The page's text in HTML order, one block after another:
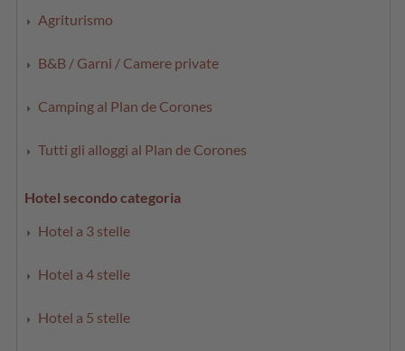
Agriturismo
B&B / Garni / Camere private
Camping al Plan de Corones
Tutti gli alloggi al Plan de Corones
Hotel secondo categoria
Hotel a 3 stelle
Hotel a 4 stelle
Hotel a 5 stelle